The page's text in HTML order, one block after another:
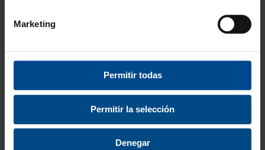
Marketing
Permitir todas
Permitir la selección
Denegar
FORMAS DE PAGO